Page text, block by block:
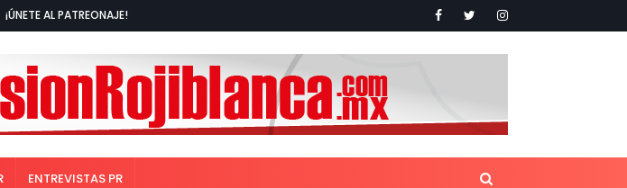
¡ÚNETE AL PATREONAJE!
ENTREVISTAS PR